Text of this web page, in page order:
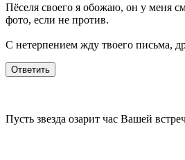
Пёселя своего я обожаю, он у меня
фото, если не против.
С нетерпением жду твоего письма,
Пусть звезда озарит час Вашей